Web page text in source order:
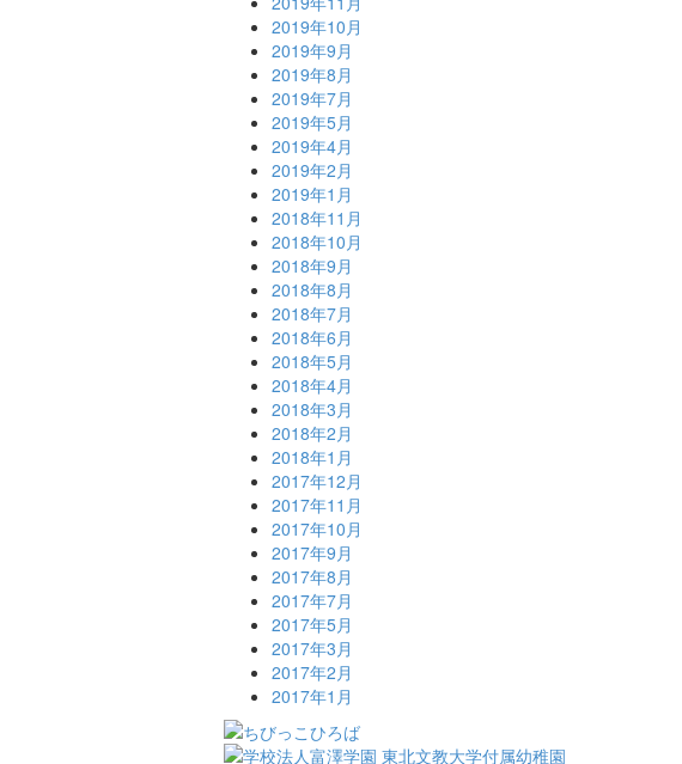
2019年10月
2019年9月
2019年8月
2019年7月
2019年5月
2019年4月
2019年2月
2019年1月
2018年11月
2018年10月
2018年9月
2018年8月
2018年7月
2018年6月
2018年5月
2018年4月
2018年3月
2018年2月
2018年1月
2017年12月
2017年11月
2017年10月
2017年9月
2017年8月
2017年7月
2017年5月
2017年3月
2017年2月
2017年1月